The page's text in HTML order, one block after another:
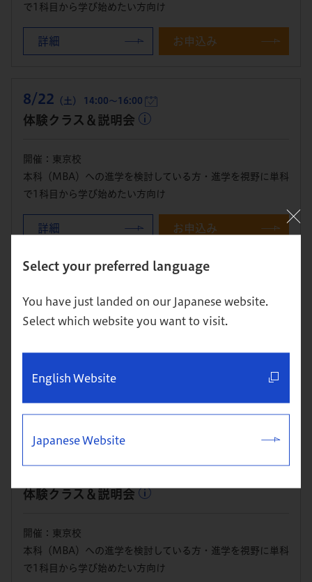
Select your preferred language
You have just landed on our Japanese website.
Select which website you want to visit.
English Website
Japanese Website
で1科目から学び始めたい方向け
詳細 お申込み
8/22 （土） 14:00～16:00
体験クラス＆説明会
開催：東京校
本科（MBA）への進学を検討している方・進学を視野に単科
で1科目から学び始めたい方向け
詳細 お申込み
体験クラス＆説明会
で1科目から学び始めたい方向け
詳細 お申込み
体験クラス＆説明会
開催：東京校
本科（MBA）への進学を検討している方・進学を視野に単科
で1科目から学び始めたい方向け